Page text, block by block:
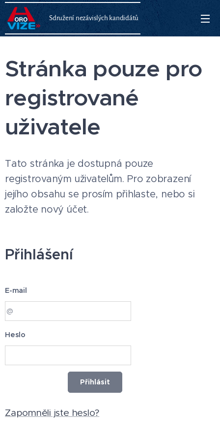
Sdružení nezávislých kandidátů
Stránka pouze pro
registrované
uživatele
Tato stránka je dostupná pouze
registrovaným uživatelům. Pro zobrazení
jejího obsahu se prosím přihlaste, nebo si
založte nový účet.
Přihlášení
E-mail
Heslo
Přihlásit
Zapomněli jste heslo?